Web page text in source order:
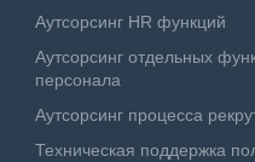
Аутсорсинг HR функций
Аутсорсинг отдельных
персонала
Аутсорсинг процесса
Техническая поддержка